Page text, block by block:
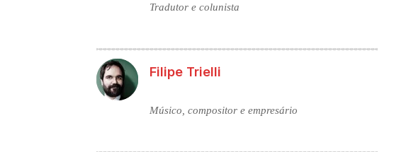
Tradutor e colunista
Filipe Trielli
Músico, compositor e empresário